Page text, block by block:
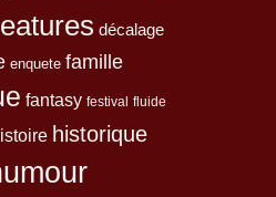
décalage
enquete famille
fantasy festival fluide
historique